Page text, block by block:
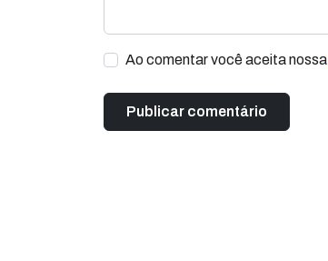
Ao comentar você aceita nossa